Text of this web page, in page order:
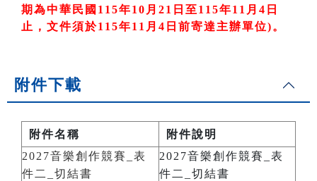
期為中華民國 115年10 月21 日至115年11 月4 日
止，文件須於115年11 月4 日前寄達主辦單位)。
附件下載
附件名稱
附件說明
2027音樂創作競賽_表
件二_切結書
2027音樂創作競賽_表
件二_切結書